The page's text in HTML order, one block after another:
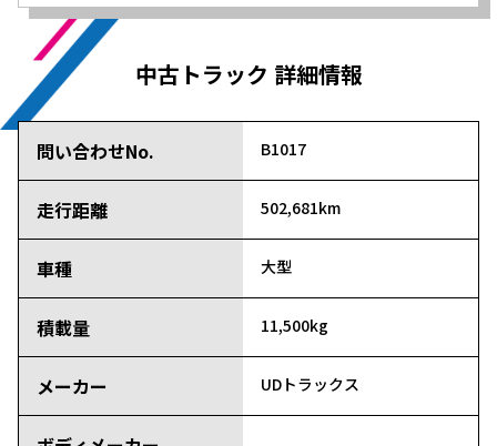
中古トラック 詳細情報
問い合わせNo. B1017
走行距離 502,681km
車種 大型
積載量 11,500kg
メーカー UDトラックス